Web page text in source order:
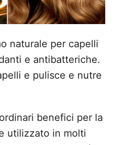
naturale per capelli
e antibatteriche.
e pulisce e nutre
benefici per la
utilizzato in molti